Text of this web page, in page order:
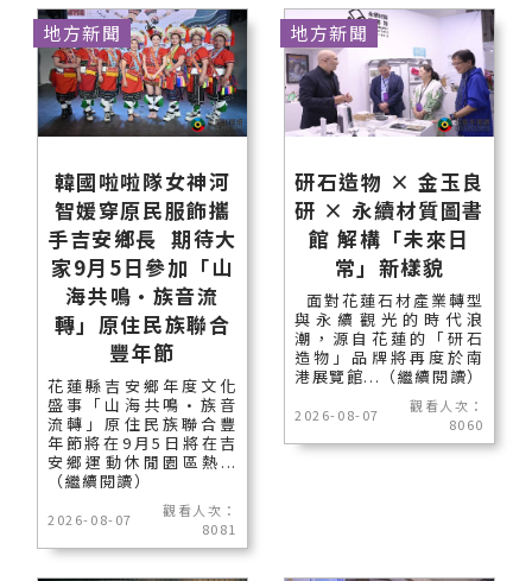
韓國啦啦隊女神河
智媛穿原民服飾攜
手吉安鄉長 期待大
家9月5日參加「山
海共鳴•族音流
轉」原住民族聯合
豐年節
花蓮縣吉安鄉年度文化
盛事「山海共鳴•族音
流轉」原住民族聯合豐
年節將在9月5日將在吉
安鄉運動休閒園區熱...
（繼續閱讀）
2026-08-07
觀看人次：
8081
地方新聞
研石造物 × 金玉良
研 × 永續材質圖書
館 解構「未來日
常」新樣貌
面對花蓮石材產業轉型
與永續觀光的時代浪
潮，源自花蓮的「研石
造物」品牌將再度於南
港展覽館...（繼續閱讀）
2026-08-07
觀看人次：
8060
地方新聞